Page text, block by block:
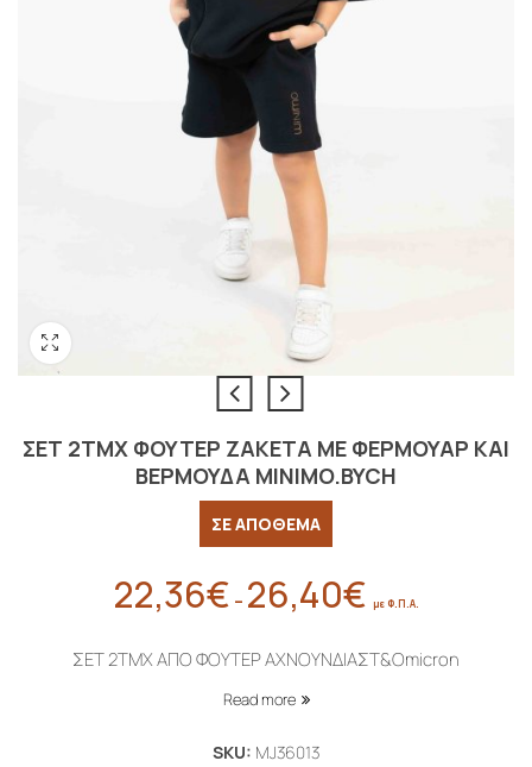
ΣΕΤ 2ΤΜΧ ΦΟΥΤΕΡ ΖΑΚΕΤΑ ΜΕ ΦΕΡΜΟΥΑΡ ΚΑΙ
ΒΕΡΜΟΥΔΑ MINIMO.BYCH
ΣΕ ΑΠΟΘΕΜΑ
22,36€ – 26,40€
22,36€
με Φ.Π.Α.
ΣΕΤ 2ΤΜΧ ΑΠΟ ΦΟΥΤΕΡ ΑΧΝΟΥΝΔΙΑΣΤ&Omicron
Read more
SKU: MJ36013